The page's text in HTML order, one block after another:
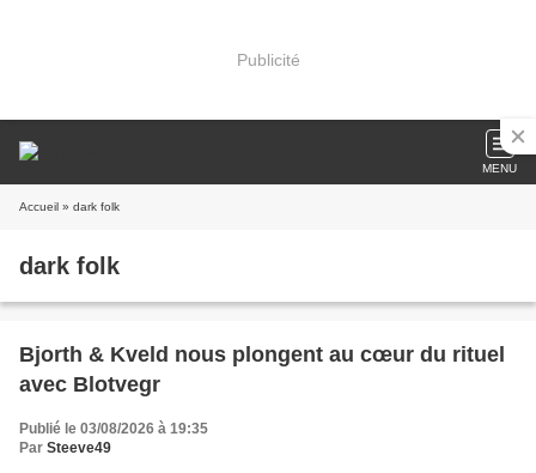
Publicité
MENU
Accueil » dark folk
dark folk
Bjorth & Kveld nous plongent au cœur du rituel
avec Blotvegr
Publié le 03/08/2026 à 19:35
Par Steeve49